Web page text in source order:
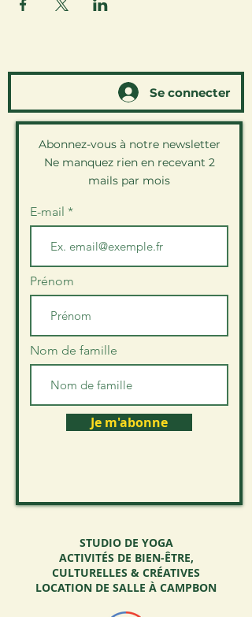
Se connecter
Abonnez-vous à notre newsletter
Ne manquez rien en recevant 2
mails par mois
E-mail
Prénom
Nom de famille
Je m'abonne
STUDIO DE YOGA
ACTIVITÉS DE BIEN-ÊTRE,
CULTURELLES & CRÉATIVES
LOCATION DE SALLE À CAMPBON